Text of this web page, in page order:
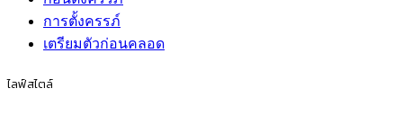
การตั้งครรภ์
เตรียมตัวก่อนคลอด
ไลฟ์สไตล์